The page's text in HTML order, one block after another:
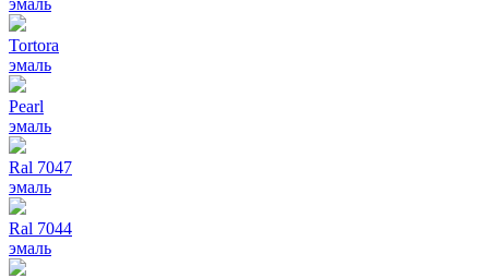
Tortora
эмаль
Pearl
эмаль
Ral 7047
эмаль
Ral 7044
эмаль